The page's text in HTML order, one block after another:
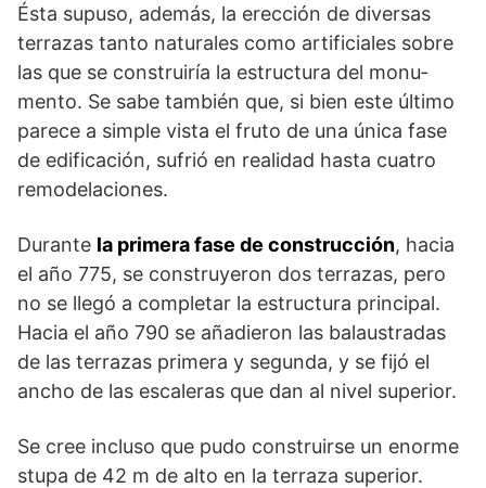
Ésta supuso, además, la erección de diversas
terrazas tanto naturales como arti­ficiales sobre
las que se construiría la estructura del monu­
mento. Se sabe también que, si bien este último
parece a simple vista el fruto de una única fase
de edificación, sufrió en realidad hasta cuatro
remodelaciones.
Durante la primera fase de construcción, hacia
el año 775, se construyeron dos terrazas, pero
no se llegó a completar la estructura prin­cipal.
Hacia el año 790 se añadieron las balaustradas
de las terrazas primera y segunda, y se fijó el
ancho de las escaleras que dan al nivel superior.
Se cree incluso que pudo construirse un enorme
stupa de 42 m de alto en la terraza superior.